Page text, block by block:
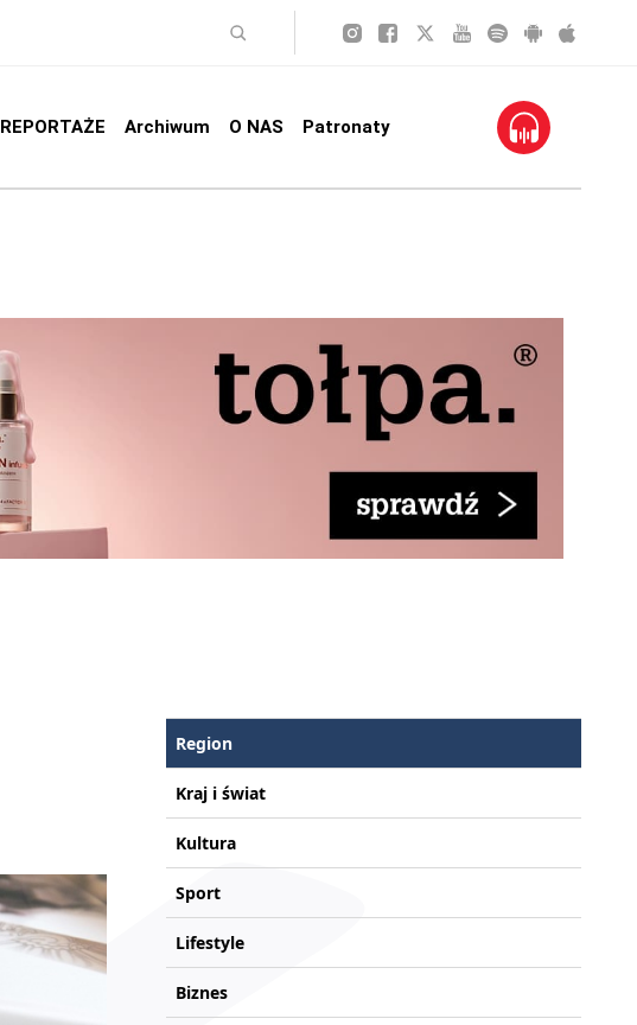
REPORTAŻE Archiwum O NAS Patronaty
Region
Kraj i świat
Kultura
Sport
Lifestyle
Biznes